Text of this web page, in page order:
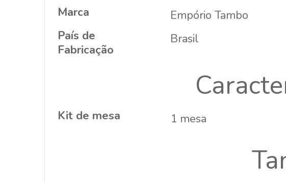
Marca
Empório Tambo
País de
Fabricação
Brasil
Kit de mesa 1 mesa